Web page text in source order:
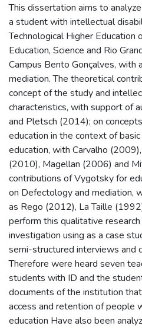
This dissertation aims to
a student with intellectual
Technological Higher
Education, Science and Rio
Campus Bento Gonçalves, with
mediation. The theoretical
concept of the study and
characteristics, with support of
and Pletsch (2014); on
education in the context of
education, with Carvalho
(2010), Magellan (2006) and
contributions of Vygotsky for
on Defectology and mediation,
as Rego (2012), La Taille
perform this qualitative
investigation using as a case
semi-structured interviews and
Therefore were heard seven
students with ID and the
documents of the institution
access and retention of people
education Have also been